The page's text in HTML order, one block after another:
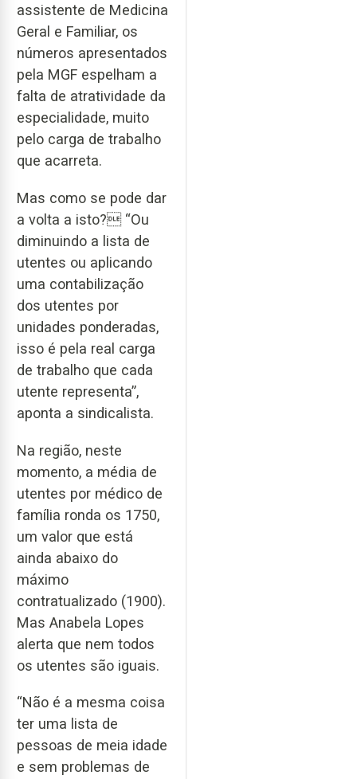
assistente de Medicina
Geral e Familiar, os
números apresentados
pela MGF espelham a
falta de atratividade da
especialidade, muito
pelo carga de trabalho
que acarreta.
Mas como se pode dar
a volta a isto? “Ou
diminuindo a lista de
utentes ou aplicando
uma contabilização
dos utentes por
unidades ponderadas,
isso é pela real carga
de trabalho que cada
utente representa”,
aponta a sindicalista.
Na região, neste
momento, a média de
utentes por médico de
família ronda os 1750,
um valor que está
ainda abaixo do
máximo
contratualizado (1900).
Mas Anabela Lopes
alerta que nem todos
os utentes são iguais.
“Não é a mesma coisa
ter uma lista de
pessoas de meia idade
e sem problemas de